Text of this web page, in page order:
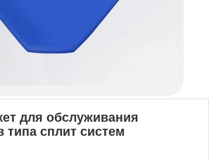
для обслуживания
типа сплит систем